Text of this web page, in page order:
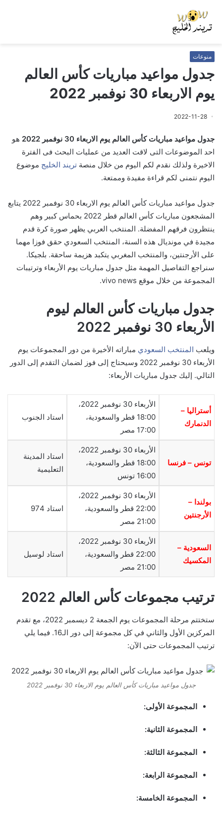
منوعات
جدول مواعيد مباريات كأس العالم
يوم الاربعاء 30 نوفمبر 2022
2022-11-28
جدول مواعيد مباريات كأس العالم يوم الاربعاء 30 نوفمبر 2022
هو
احد الموضوعات التى لاقت العديد من عمليات البحث فى الفترة
الاخيرة ولذلك نقدم لكم اليوم من خلال منصة تريند الخليج موضوع
اليوم نتمنى لكم قراءة مفيدة وممتعة.
جدول مواعيد مباريات كأس العالم يوم الاربعاء 30 نوفمبر 2022 يتابع
المشجعون مباريات كأس العالم قطر 2022 بحماس كبير وهم
ينتظرون فرقهم المفضلة. المنتخب العربي يظهر صورة كرة قدم
مجيدة في مونديال هذه السنة، المنتخب السعودي حقق فوزا مهما
على الأرجنتين، والمنتخب المغربي يتكبد هزيمة ساحقة. بلجيكا.
سنراجع التفاصيل المهمة مثل جدول مباريات يوم الأربعاء وترتيبات
المجموعة من خلال موقع vivo news.
جدول مباريات كأس العالم ليوم
الأربعاء 30 نوفمبر 2022
ويلعب المنتخب السعودي مباراته الأخيرة من دور المجموعات يوم
الأربعاء 30 نوفمبر 2022 وسيحتاج إلى فوز لضمان التقدم إلى الدور
التالي. إليك جدول مباريات الأربعاء:
أستراليا –
الدنمارك
الأربعاء 30 نوفمبر 2022،
18:00 قطر والسعودية،
17:00 مصر
استاد الجنوب
تونس – فرنسا
الأربعاء 30 نوفمبر 2022،
18:00 قطر والسعودية،
16:00 تونس
استاد المدينة
التعليمية
بولندا –
الأرجنتين
الأربعاء 30 نوفمبر 2022،
22:00 قطر والسعودية،
21:00 مصر
استاد 974
السعودية –
المكسيك
الأربعاء 30 نوفمبر 2022،
22:00 قطر والسعودية،
21:00 مصر
استاد لوسيل
ترتيب مجموعات كأس العالم 2022
ستختتم مرحلة المجموعات يوم الجمعة 2 ديسمبر 2022، مع تقدم
المركزين الأول والثاني في كل مجموعة إلى دور الـ16. فيما يلي
ترتيب المجموعات حتى الآن:
جدول مواعيد مباريات كأس العالم يوم الاربعاء 30 نوفمبر 2022
المجموعة الأولى:
المجموعة الثانية:
المجموعة الثالثة:
المجموعة الرابعة:
المجموعة الخامسة: